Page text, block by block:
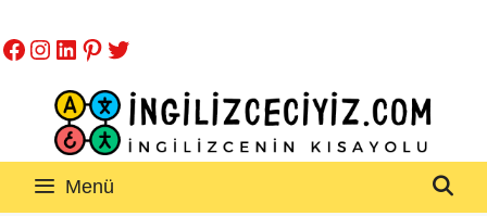
atla
Facebook
Instagram
LinkedIn
Pinterest
Twitter
Menü